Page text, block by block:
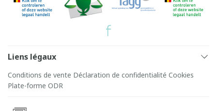
Liens légaux
Conditions de vente Déclaration de confidentialité Cookies
Plate-forme ODR